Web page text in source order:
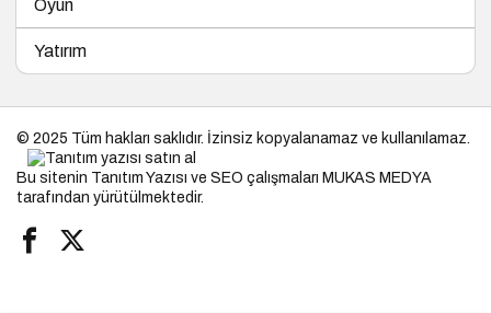
Yatırım
Bu siteninTanıtım Yazısıve SEO çalışmaları
tarafından yürütülmektedir.